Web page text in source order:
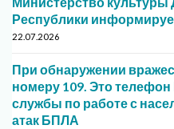
Республики
22.07.2026
При обнаружении
номеру 109. Это
службы по работе с
атак БПЛА